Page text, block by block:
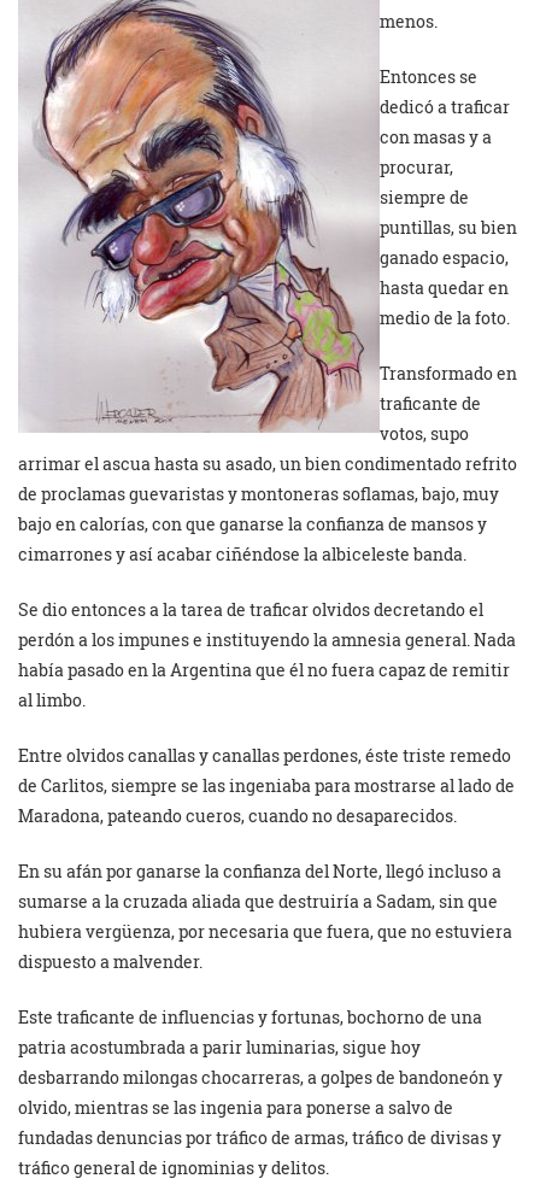
menos.
Entonces se
dedicó a traficar
con masas y a
procurar,
siempre de
puntillas, su bien
ganado espacio,
hasta quedar en
medio de la foto.
Transformado en
traficante de
votos, supo
arrimar el ascua hasta su asado, un bien condimentado refrito
de proclamas guevaristas y montoneras soflamas, bajo, muy
bajo en calorías, con que ganarse la confianza de mansos y
cimarrones y así acabar ciñéndose la albiceleste banda.
Se dio entonces a la tarea de traficar olvidos decretando el
perdón a los impunes e instituyendo la amnesia general. Nada
había pasado en la Argentina que él no fuera capaz de remitir
al limbo.
Entre olvidos canallas y canallas perdones, éste triste remedo
de Carlitos, siempre se las ingeniaba para mostrarse al lado de
Maradona, pateando cueros, cuando no desaparecidos.
En su afán por ganarse la confianza del Norte, llegó incluso a
sumarse a la cruzada aliada que destruiría a Sadam, sin que
hubiera vergüenza, por necesaria que fuera, que no estuviera
dispuesto a malvender.
Este traficante de influencias y fortunas, bochorno de una
patria acostumbrada a parir luminarias, sigue hoy
desbarrando milongas chocarreras, a golpes de bandoneón y
olvido, mientras se las ingenia para ponerse a salvo de
fundadas denuncias por tráfico de armas, tráfico de divisas y
tráfico general de ignominias y delitos.